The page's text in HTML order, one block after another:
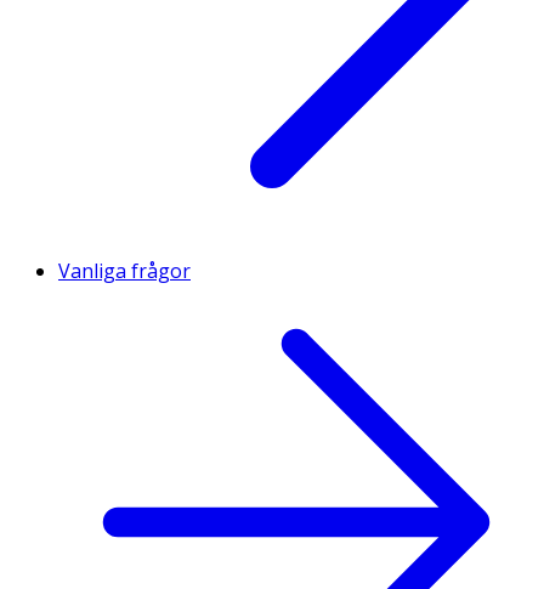
Vanliga frågor